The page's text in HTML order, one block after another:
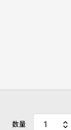
数量